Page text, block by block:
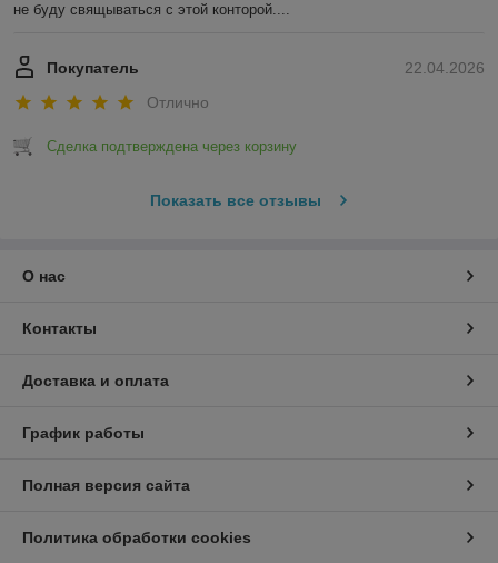
не буду свящываться с этой конторой....
22.04.2026
Покупатель
Отлично
Сделка подтверждена через корзину
Показать все отзывы
О нас
Контакты
Доставка и оплата
График работы
Полная версия сайта
Политика обработки cookies